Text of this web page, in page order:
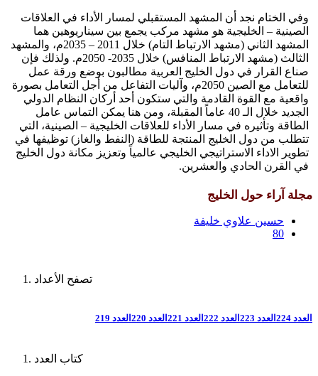
وفي الختام نجد أن المشهد المستقبلي لمسار الأداء في العلاقات
الصينية – الخليجية هو مشهد مركب يجمع بين سيناريوهين هما
المشهد الثاني (مشهد الارتباط التام) خلال 2011 – 2035م، والمشهد
الثالث (مشهد الارتباط المنافس) خلال 2035- 2050م. ولذلك فإن
صناع القرار في دول الخليج العربية مطالبون بوضع ورقة عمل
للتعامل مع الصين 2050م، وآليات التفاعل من أجل التعامل بصورة
واقعية مع القوة القادمة والتي ستكون أحد أركان النظام الدولي
الجديد خلال الـ 40 عاماً المقبلة، ومن هنا يمكن التماس عامل
الطاقة وتأثيره في مسار الأداء للعلاقات الخليجية – الصينية، التي
تتطلب من دول الخليج المنتجة للطاقة (النفط والغاز) توظيفها في
تطوير الاداء الاستراتيجي الخليجي عالمياً وتعزيز مكانة دول الخليج
في القرن الحادي والعشرين.
مجلة آراء حول الخليج
حسين علاوي خليفة
80
تصفح الأعداد
العدد 224 العدد 223 العدد 222 العدد 221 العدد 220 العدد 219
كتاب العدد